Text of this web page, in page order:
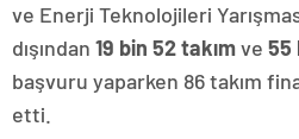
ve Enerji Teknolojileri
dışından 19 bin 52 takımve 55
başvuru yaparken 86 takım
etti.